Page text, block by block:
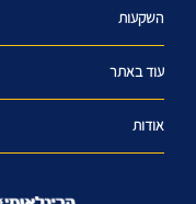
השקעות
עוד באתר
אודות